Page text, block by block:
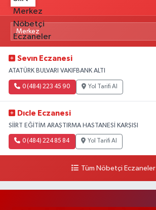
Sevın Eczanesi
ATATÜRK BULVARI VAKIFBANK ALTI
0 (484) 223 45 90 Yol Tarifi Al
Dıcle Eczanesi
SİİRT EĞİTİM ARAŞTIRMA HASTANESİ KARŞISI
0 (484) 224 85 84 Yol Tarifi Al
Tüm Nöbetçi Eczaneler